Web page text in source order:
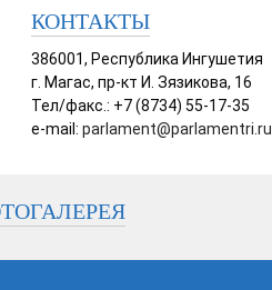
КОНТАКТЫ
386001, Республика Ингушетия
г. Магас, пр-кт И. Зязикова, 16
Тел/факс.: +7 (8734) 55-17-35
e-mail: parlament@parlamentri.ru